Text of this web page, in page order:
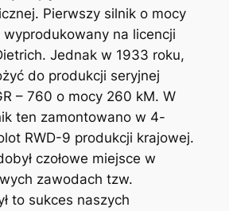
Pierwszy silnik o mocy
wyprodukowany na licencji
Jednak w 1933 roku,
do produkcji seryjnej
– 760 o mocy 260 kM. W
ten zamontowano w 4-
RWD-9 produkcji krajowej.
czołowe miejsce w
zawodach tzw.
to sukces naszych